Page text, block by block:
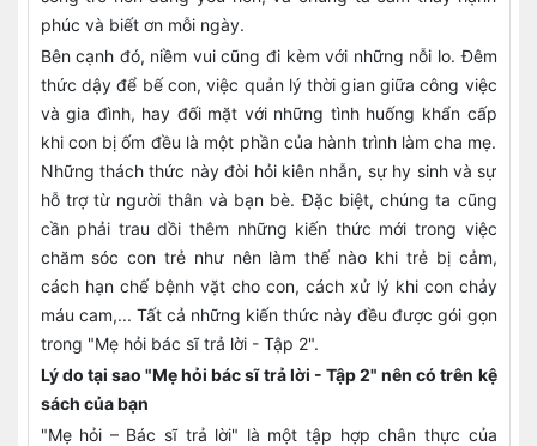
phúc và biết ơn mỗi ngày.
Bên cạnh đó, niềm vui cũng đi kèm với những nỗi lo. Đêm
thức dậy để bế con, việc quản lý thời gian giữa công việc
và gia đình, hay đối mặt với những tình huống khẩn cấp
khi con bị ốm đều là một phần của hành trình làm cha mẹ.
Những thách thức này đòi hỏi kiên nhẫn, sự hy sinh và sự
hỗ trợ từ người thân và bạn bè. Đặc biệt, chúng ta cũng
cần phải trau dồi thêm những kiến thức mới trong việc
chăm sóc con trẻ như nên làm thế nào khi trẻ bị cảm,
cách hạn chế bệnh vặt cho con, cách xử lý khi con chảy
máu cam,... Tất cả những kiến thức này đều được gói gọn
trong "Mẹ hỏi bác sĩ trả lời - Tập 2".
Lý do tại sao "Mẹ hỏi bác sĩ trả lời - Tập 2" nên có trên kệ
sách của bạn
"Mẹ hỏi – Bác sĩ trả lời" là một tập hợp chân thực của